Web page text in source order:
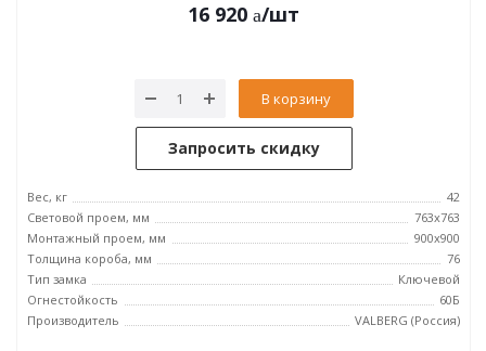
16 920 /шт
В корзину
Запросить скидку
Вес, кг
42
Световой проем, мм
763x763
Монтажный проем, мм
900x900
Толщина короба, мм
76
Тип замка
Ключевой
Огнестойкость
60Б
Производитель
VALBERG (Россия)